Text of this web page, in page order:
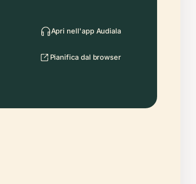
Apri nell'app Audiala
Pianifica dal browser